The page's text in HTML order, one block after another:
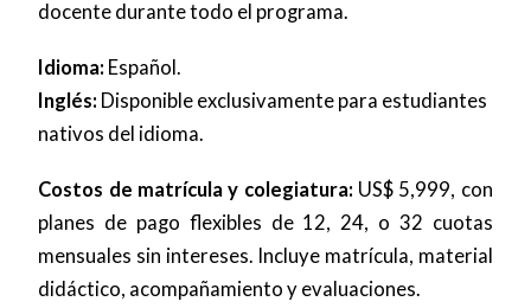
docente durante todo el programa.
Idioma: Español.
Inglés: Disponible exclusivamente para estudiantes
nativos del idioma.
Costos de matrícula y colegiatura: US$ 5,999, con
planes de pago flexibles de 12, 24, o 32 cuotas
mensuales sin intereses. Incluye matrícula, material
didáctico, acompañamiento y evaluaciones.